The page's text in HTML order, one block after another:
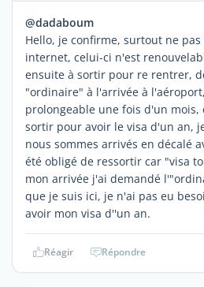
@dadaboum
Hello, je confirme, surtout ne
internet, celui-ci n'est
ensuite à sortir pour re rentrer,
"ordinaire" à l'arrivée à
prolongeable une fois d'un mois,
sortir pour avoir le visa d'un an,
nous sommes arrivés en décalé
été obligé de ressortir car "visa
mon arrivée j'ai demandé
que je suis ici, je n'ai pas eu
avoir mon visa d''un an.
Réagir Répondre